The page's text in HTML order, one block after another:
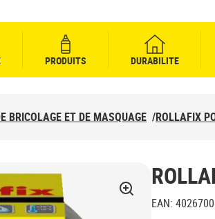
PRODUITS DURABILITE
BRICOLAGE ET DE MASQUAGE /ROLLAFIX
EAN: